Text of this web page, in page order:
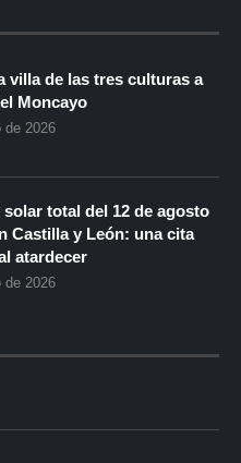
villa de las tres culturas a
Moncayo
de 2026
solar total del 12 de agosto
Castilla y León: una cita
atardecer
de 2026